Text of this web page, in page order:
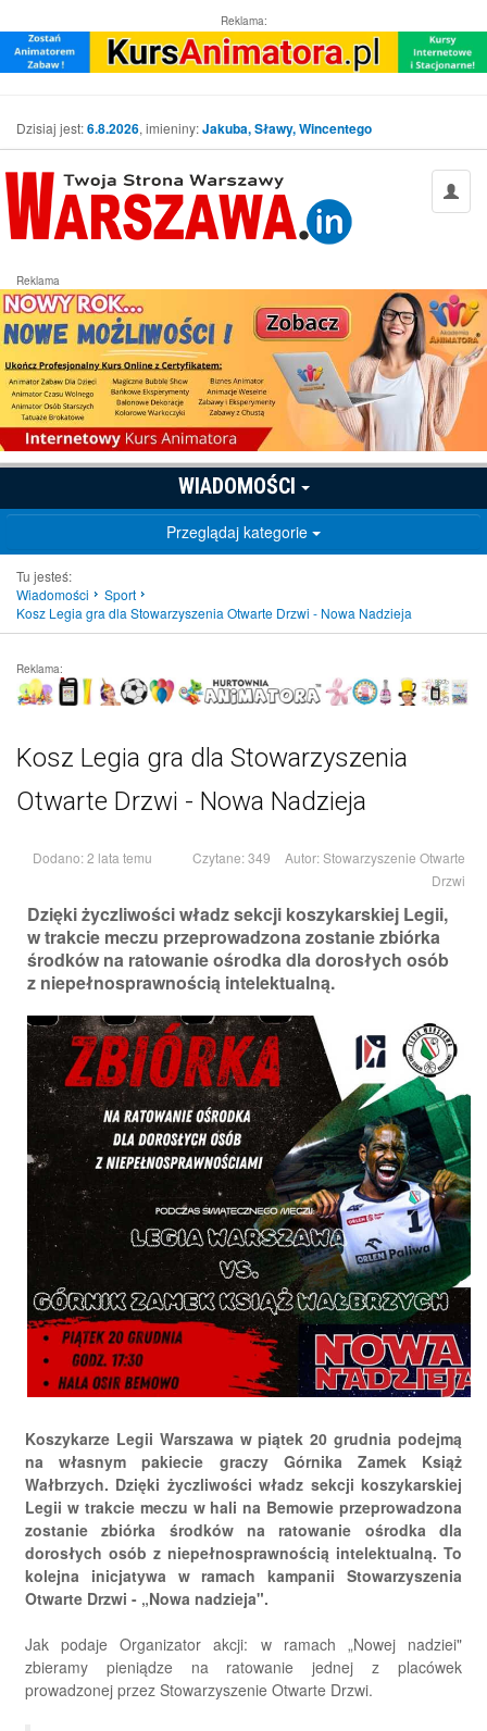
Reklama:
Dzisiaj jest:6.8.2026, imieniny:Jakuba, Sławy, Wincentego
Reklama
WIADOMOŚCI
Przeglądaj kategorie
Tu jesteś:
Wiadomości
Sport
Kosz Legia gra dla Stowarzyszenia Otwarte Drzwi - Nowa Nadzieja
Reklama:
Kosz Legia gra dla Stowarzyszenia
Otwarte Drzwi - Nowa Nadzieja
Dodano: 2 lata temu Czytane: 349 Autor:Stowarzyszenie Otwarte
Drzwi
Dzięki życzliwości władz sekcji koszykarskiej Legii,
w trakcie meczu przeprowadzona zostanie zbiórka
środków na ratowanie ośrodka dla dorosłych osób
z niepełnosprawnością intelektualną.
Koszykarze Legii Warszawa w piątek 20 grudnia podejmą
na własnym pakiecie graczy Górnika Zamek Książ
Wałbrzych. Dzięki życzliwości władz sekcji koszykarskiej
Legii w trakcie meczu w hali na Bemowie przeprowadzona
zostanie zbiórka środków na ratowanie ośrodka dla
dorosłych osób z niepełnosprawnością intelektualną. To
kolejna inicjatywa w ramach kampanii Stowarzyszenia
Otwarte Drzwi - „Nowa nadzieja".
Jak podaje Organizator akcji: w ramach „Nowej nadziei"
zbieramy pieniądze na ratowanie jednej z placówek
prowadzonej przez Stowarzyszenie Otwarte Drzwi.